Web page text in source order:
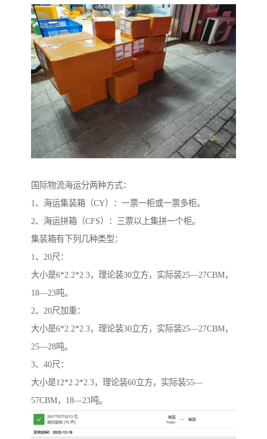
国际物流海运分两种方式：
1、海运集装箱（CY）：一票一柜或一票多柜。
2、海运拼箱（CFS）：三票以上集拼一个柜。
集装箱有下列几种类型：
1、20尺：
大小是6*2.2*2.3，理论装30立方，实际装25—27CBM，
18—23吨。
2、20尺加重：
大小是6*2.2*2.3，理论装30立方，实际装25—27CBM，
25—28吨。
3、40尺：
大小是12*2.2*2.3，理论装60立方，实际装55—
57CBM，18—23吨。